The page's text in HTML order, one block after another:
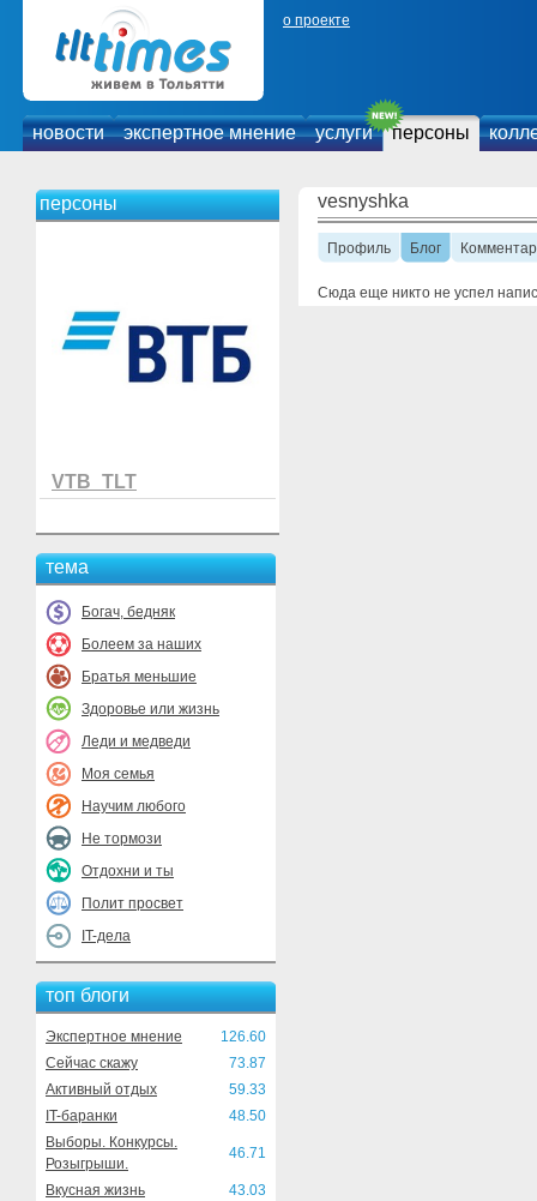
о проекте
новости экспертное мнение услуги персоны
персоны
VTB_TLT
тема
Богач, бедняк
Болеем за наших
Братья меньшие
Здоровье или жизнь
Леди и медведи
Моя семья
Научим любого
Не тормози
Отдохни и ты
Полит просвет
IT-дела
топ блоги
Экспертное мнение
126.60
Сейчас скажу
73.87
Активный отдых
59.33
IT-баранки
48.50
Выборы. Конкурсы.
Розыгрыши.
46.71
Вкусная жизнь
43.03
vesnyshka
Профиль Блог
Сюда еще никто не успел